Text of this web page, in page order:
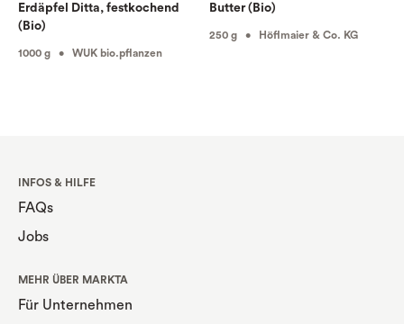
Erdäpfel Ditta, festkochend
(Bio)
1000 g • WUK bio.pflanzen
Butter (Bio)
250 g • Höflmaier & Co. KG
INFOS & HILFE
FAQs
Jobs
MEHR ÜBER MARKTA
Für Unternehmen